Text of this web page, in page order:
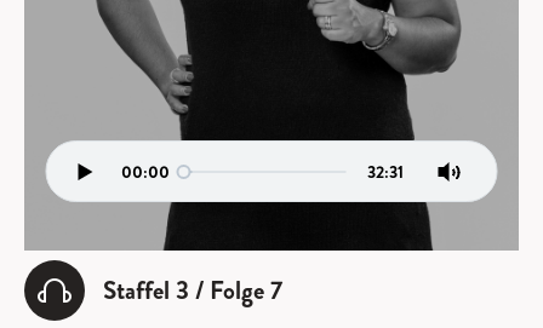
00:00 32:31
Staffel 3 / Folge 7